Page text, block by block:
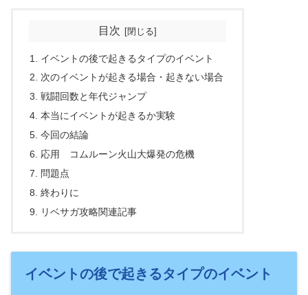
目次
イベントの後で起きるタイプのイベント
次のイベントが起きる場合・起きない場合
戦闘回数と年代ジャンプ
本当にイベントが起きるか実験
今回の結論
応用 コムルーン火山大爆発の危機
問題点
終わりに
リベサガ攻略関連記事
イベントの後で起きるタイプのイベント